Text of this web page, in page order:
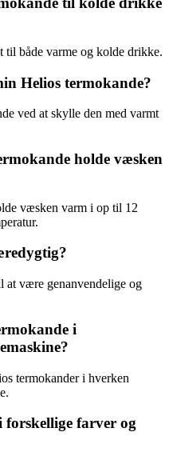
til både varme og kolde drikke.
Helios termokande?
ved at skylle den med varmt
holde væsken
væsken varm i op til 12
at være genanvendelige og
i
termokander i hverken
forskellige farver og